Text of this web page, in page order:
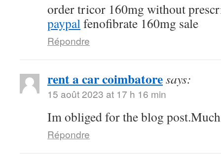
order tricor 160mg without
paypalfenofibrate 160mg sale
Répondre
rent a car coimbatoresays:
15 août 2023 at 17 h 16 min
Im obliged for the blog
Répondre